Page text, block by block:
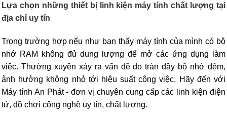
Lựa chọn những thiết bị linh kiện máy tính chất lượng tại
địa chỉ uy tín
Trong trường hợp nếu như bạn thấy máy tính của mình có bộ
nhớ RAM không đủ dung lượng để mở các ứng dụng làm
việc. Thường xuyên xảy ra vấn đề do tràn đầy bộ nhớ đệm,
ảnh hưởng không nhỏ tới hiệu suất công việc. Hãy đến với
Máy tính An Phát - đơn vị chuyên cung cấp các linh kiện điện
tử, đồ chơi công nghệ uy tín, chất lượng.